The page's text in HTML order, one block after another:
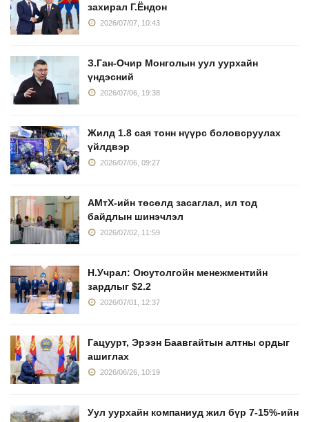
захирал Г.Ёндон
2026/07/07, 10:43
З.Ган-Очир Монголын уул уурхайн
үндэсний
2026/07/06, 19:38
Жилд 1.8 сая тонн нүүрс боловсруулах
үйлдвэр
2026/07/06, 09:27
АМтХ-ийн төсөлд засаглал, ил тод
байдлын шинэчлэл
2026/07/02, 11:59
Н.Учрал: Оюутолгойн менежментийн
зардлыг $2.2
2026/07/01, 12:37
Гацуурт, Эрээн Баавгайтын алтны ордыг
ашиглах
2026/06/26, 10:19
Уул уурхайн компаниуд жил бүр 7-15%-ийн